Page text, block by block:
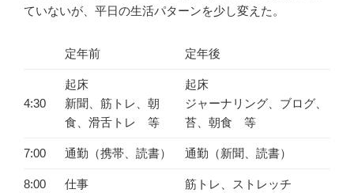
ていないが、平日の生活パターンを少し変えた。
定年前 定年後
4:30
起床
新聞、筋トレ、朝
食、滑舌トレ 等
起床
ジャーナリング、ブログ、
苔、朝食 等
7:00 通勤（携帯、読書） 通勤（新聞、読書）
8:00 仕事 筋トレ、ストレッチ